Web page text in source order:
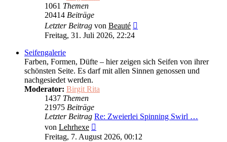
1061 Themen
20414 Beiträge
Letzter Beitrag von Beauté
Freitag, 31. Juli 2026, 22:24
Seifengalerie
Farben, Formen, Düfte – hier zeigen sich Seifen von ihrer
schönsten Seite. Es darf mit allen Sinnen genossen und
nachgesiedet werden.
Moderator: Birgit Rita
1437 Themen
21975 Beiträge
Letzter Beitrag Re: Zweierlei Spinning Swirl …
von Lehrhexe
Beitrag
Freitag, 7. August 2026, 00:12